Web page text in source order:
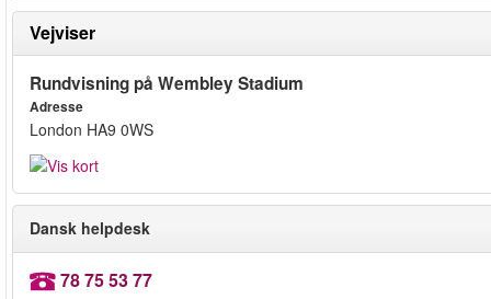
Vejviser
Rundvisning på Wembley Stadium
Adresse
London HA9 0WS
Dansk helpdesk
78 75 53 77